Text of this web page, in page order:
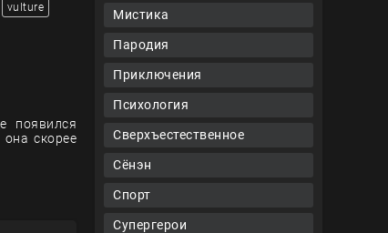
Мистика
Пародия
Приключения
Психология
Сверхъестественное
Сёнэн
Спорт
Супергерои
vulture
появился
скорее